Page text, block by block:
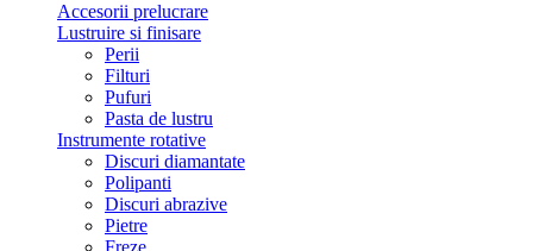
Accesorii prelucrare
Lustruire si finisare
Perii
Filturi
Pufuri
Pasta de lustru
Instrumente rotative
Discuri diamantate
Polipanti
Discuri abrazive
Pietre
Freze